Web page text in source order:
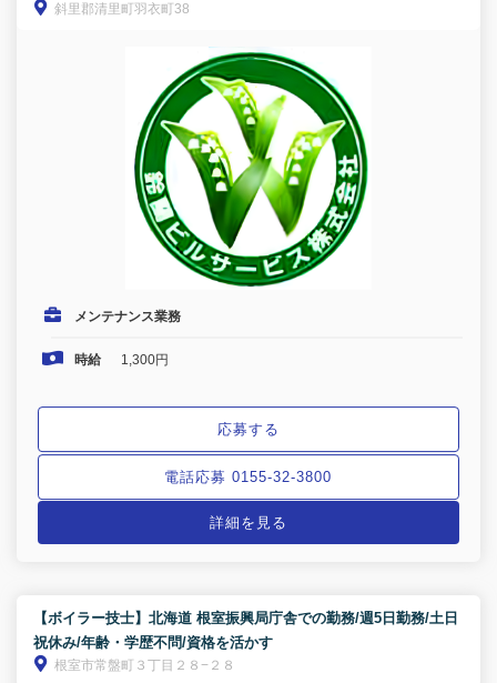
斜里郡清里町羽衣町38
メンテナンス業務
時給 1,300円
応募する
電話応募 0155-32-3800
詳細を見る
【ボイラー技士】北海道 根室振興局庁舎での勤務/週5日勤務/土日
祝休み/年齢・学歴不問/資格を活かす
根室市常盤町３丁目２８−２８